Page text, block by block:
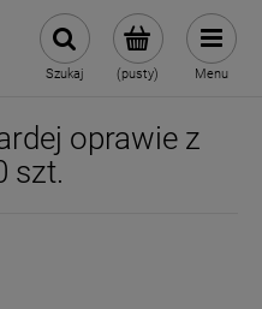
221002030
(pusty)
Szukaj Menu
oprawie z
szt.